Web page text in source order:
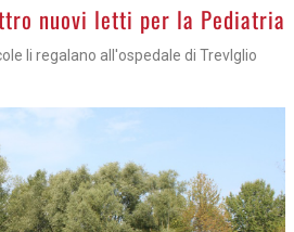
nuovi letti per la Pediatria
li regalano all'ospedale di Trevlglio